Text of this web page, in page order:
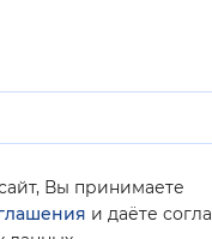
Вы принимаете
и даёте